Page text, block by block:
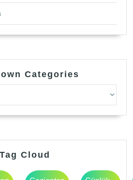
Categories
Tag Cloud